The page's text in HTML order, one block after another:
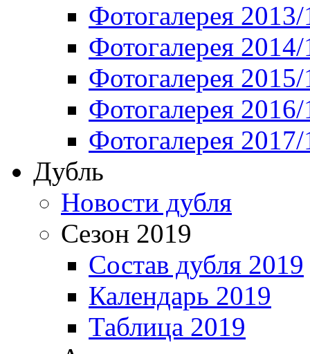
Фотогалерея
Фотогалерея
Фотогалерея
Фотогалерея
Фотогалерея
Дубль
Новости дубля
Сезон 2019
Состав дубля 2019
Календарь 2019
Таблица 2019